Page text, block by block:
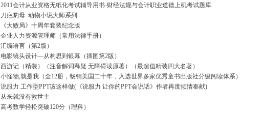
2011会计从业资格无纸化考试辅导用书-财经法规与会计职业道德上机考试题库
刀疤豹母 动物小说大师系列
《大败局》十周年套装纪念版
企业人力资源管理师（常用法律手册）
汇编语言（第2版）
电影镜头设计—从构思到银幕（插图第2版）
西游记（精装）（注音解词释疑 无障碍读原著）（最超值精装四大名著）
小怪物,就是我（全12册，畅销美国二十年，入选世界多家优秀童书出版社分级阅读体系）
说服力 工作型PPT该这样做(《说服力 让你的PPT会说话》作者再度倾情奉献)
从来就没有救世主
高考数学轻松突破120分（理科）